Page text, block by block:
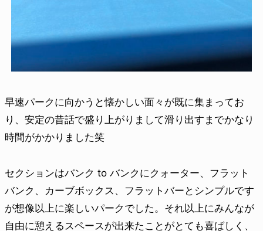
早速パークに向かうと懐かしい面々が既に集まってお
り、安定の昔話で盛り上がりまして滑り出すまでかなり
時間がかかりました笑
セクションはバンク to バンクにクォーター、フラット
バンク、カーブボックス、フラットバーとシンプルです
が想像以上に楽しいパークでした。それ以上にみんなが
自由に憩えるスペースが出来たことがとても喜ばしく、